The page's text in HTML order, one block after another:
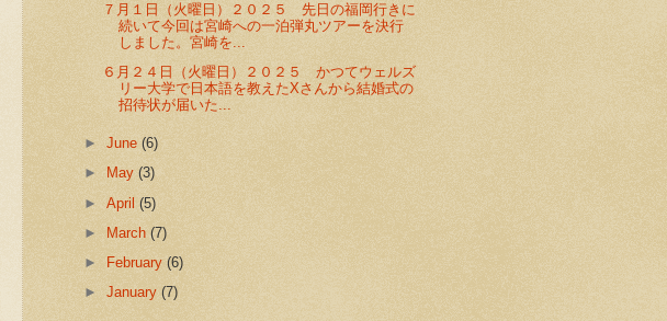
７月１日（火曜日）２０２５ 先日の福岡行きに
続いて今回は宮崎への一泊弾丸ツアーを決行
しました。宮崎を...
６月２４日（火曜日）２０２５ かつてウェルズ
リー大学で日本語を教えたXさんから結婚式の
招待状が届いた...
►June(6)
►
May(3)
►April(5)
►
March(7)
►
February(6)
►January(7)